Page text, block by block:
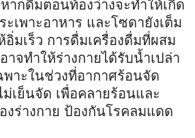
ากดื่มตอนท้องว่างจะทำให้เกิด
ะเพาะอาหาร และโซดายังเต็ม
มเร็ว การดื่มเครื่องดื่มที่ผสม
าจทำให้ร่างกายได้รับน้ำเปล่า
พาะในช่วงที่อากาศร้อนจัด
เย็นจัด เพื่อคลายร้อนและ
ร่างกาย ป้องกันโรคลมแดด